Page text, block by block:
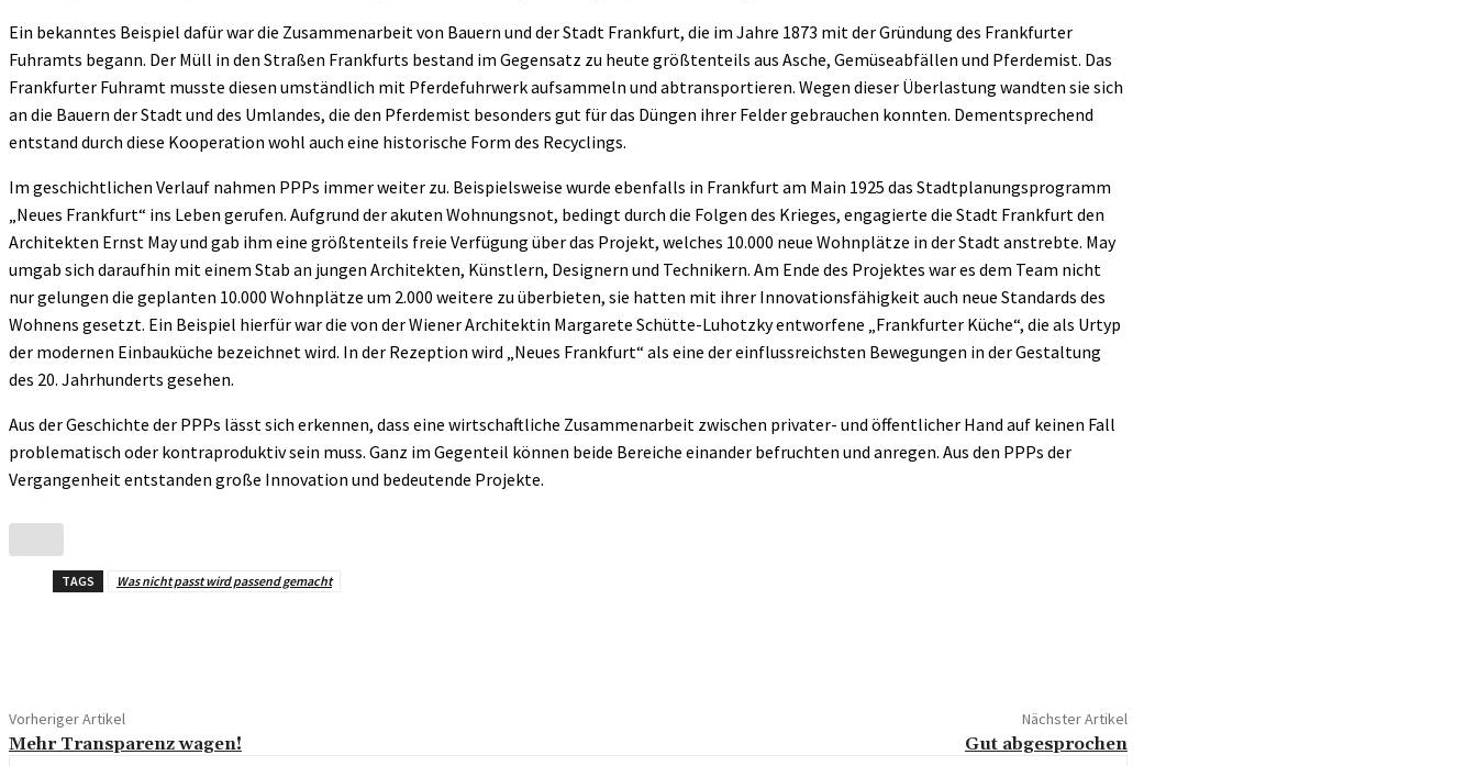
Ein bekanntes Beispiel dafür war die Zusammenarbeit von Bauern und der Stadt Frankfurt, die im Jahre 1873 mit der Gründung des Frankfurter
Fuhramts begann. Der Müll in den Straßen Frankfurts bestand im Gegensatz zu heute größtenteils aus Asche, Gemüseabfällen und Pferdemist. Das
Frankfurter Fuhramt musste diesen umständlich mit Pferdefuhrwerk aufsammeln und abtransportieren. Wegen dieser Überlastung wandten sie sich
an die Bauern der Stadt und des Umlandes, die den Pferdemist besonders gut für das Düngen ihrer Felder gebrauchen konnten. Dementsprechend
entstand durch diese Kooperation wohl auch eine historische Form des Recyclings.
Im geschichtlichen Verlauf nahmen PPPs immer weiter zu. Beispielsweise wurde ebenfalls in Frankfurt am Main 1925 das Stadtplanungsprogramm
„Neues Frankfurt“ ins Leben gerufen. Aufgrund der akuten Wohnungsnot, bedingt durch die Folgen des Krieges, engagierte die Stadt Frankfurt den
Architekten Ernst May und gab ihm eine größtenteils freie Verfügung über das Projekt, welches 10.000 neue Wohnplätze in der Stadt anstrebte. May
umgab sich daraufhin mit einem Stab an jungen Architekten, Künstlern, Designern und Technikern. Am Ende des Projektes war es dem Team nicht
nur gelungen die geplanten 10.000 Wohnplätze um 2.000 weitere zu überbieten, sie hatten mit ihrer Innovationsfähigkeit auch neue Standards des
Wohnens gesetzt. Ein Beispiel hierfür war die von der Wiener Architektin Margarete Schütte-Luhotzky entworfene „Frankfurter Küche“, die als Urtyp
der modernen Einbauküche bezeichnet wird. In der Rezeption wird „Neues Frankfurt“ als eine der einflussreichsten Bewegungen in der Gestaltung
des 20. Jahrhunderts gesehen.
Aus der Geschichte der PPPs lässt sich erkennen, dass eine wirtschaftliche Zusammenarbeit zwischen privater- und öffentlicher Hand auf keinen Fall
problematisch oder kontraproduktiv sein muss. Ganz im Gegenteil können beide Bereiche einander befruchten und anregen. Aus den PPPs der
Vergangenheit entstanden große Innovation und bedeutende Projekte.
TAGS Was nicht passt wird passend gemacht
Vorheriger Artikel
Mehr Transparenz wagen!
Nächster Artikel
Gut abgesprochen